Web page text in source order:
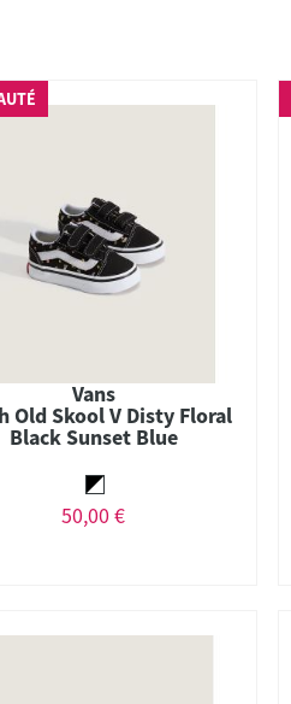
Vans
Old Skool V Disty Floral
Black Sunset Blue
50,00 €